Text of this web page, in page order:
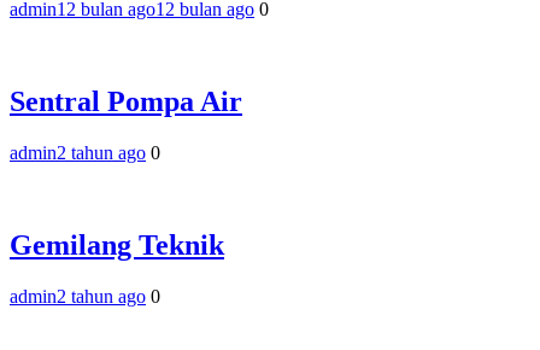
admin12 bulan ago12 bulan ago 0
Sentral Pompa Air
admin2 tahun ago 0
Gemilang Teknik
admin2 tahun ago 0